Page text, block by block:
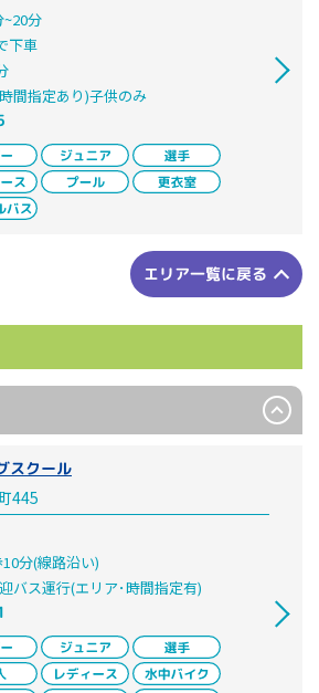
分
下車
間指定あり)子供のみ
エリア一覧に戻る
スクール
445
分(線路沿い)
バス運行(エリア･時間指定有)